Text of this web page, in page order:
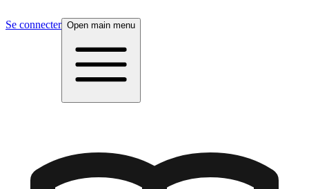
Se connecter Open main menu